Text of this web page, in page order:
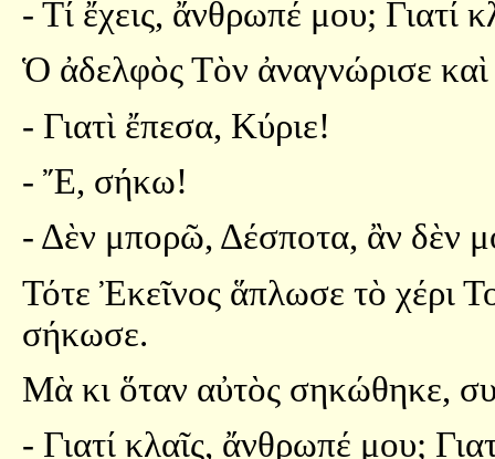
- Τί ἔχεις, ἄνθρωπέ μου; Γιατί
Ὁ ἀδελφὸς Τὸν ἀναγνώρισε
- Γιατὶ ἔπεσα, Κύριε!
- Ἔ, σήκω!
- Δὲν μπορῶ, Δέσποτα, ἂν δὲν
Τότε Ἐκεῖνος ἅπλωσε τὸ χέρι
σήκωσε.
Μὰ κι ὅταν αὐτὸς σηκώθηκε,
- Γιατί κλαῖς, ἄνθρωπέ μου;